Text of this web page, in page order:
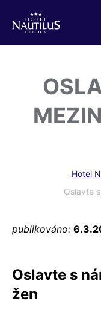
Hotel
Oslavte
publikováno:
Oslavte s
žen